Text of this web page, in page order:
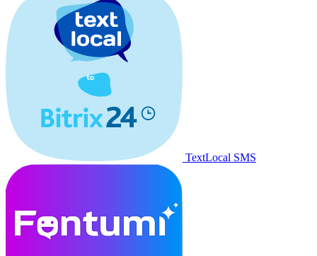
TextLocal SMS